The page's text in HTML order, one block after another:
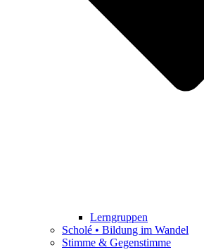
Lerngruppen
Scholé • Bildung im Wandel
Stimme & Gegenstimme